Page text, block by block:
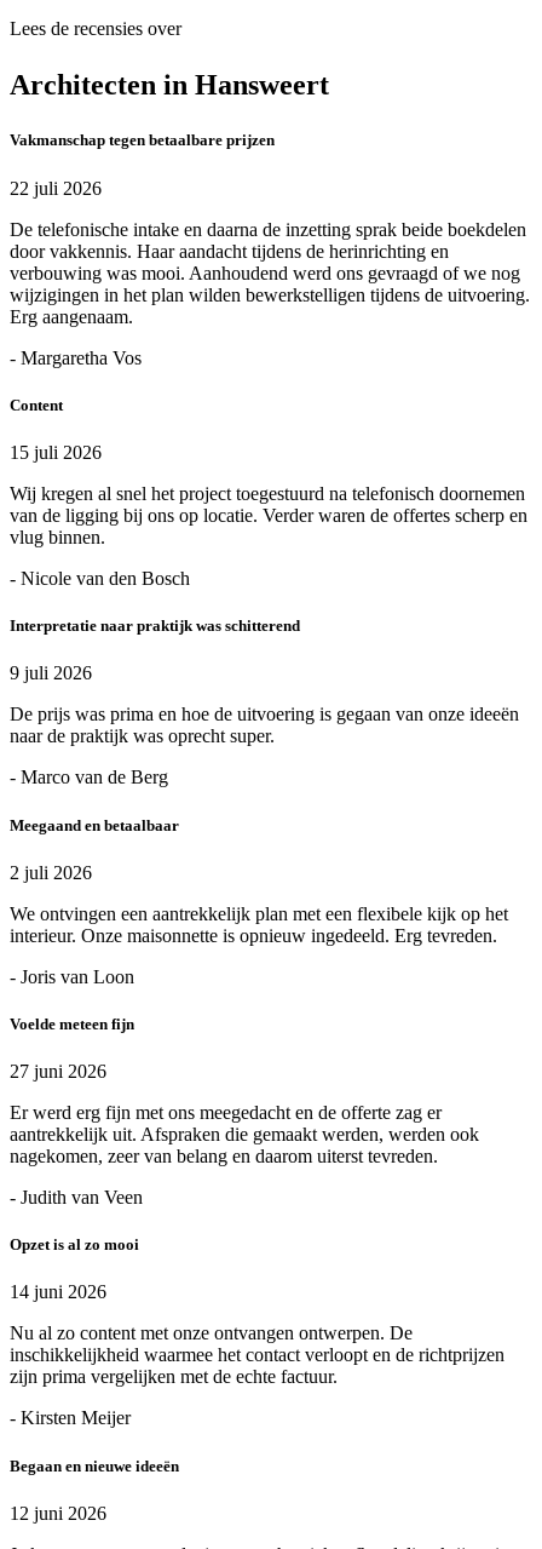
Lees de recensies over
Architecten in Hansweert
Vakmanschap tegen betaalbare prijzen
22 juli 2026
De telefonische intake en daarna de inzetting sprak beide boekdelen
door vakkennis. Haar aandacht tijdens de herinrichting en
verbouwing was mooi. Aanhoudend werd ons gevraagd of we nog
wijzigingen in het plan wilden bewerkstelligen tijdens de uitvoering.
Erg aangenaam.
- Margaretha Vos
Content
15 juli 2026
Wij kregen al snel het project toegestuurd na telefonisch doornemen
van de ligging bij ons op locatie. Verder waren de offertes scherp en
vlug binnen.
- Nicole van den Bosch
Interpretatie naar praktijk was schitterend
9 juli 2026
De prijs was prima en hoe de uitvoering is gegaan van onze ideeën
naar de praktijk was oprecht super.
- Marco van de Berg
Meegaand en betaalbaar
2 juli 2026
We ontvingen een aantrekkelijk plan met een flexibele kijk op het
interieur. Onze maisonnette is opnieuw ingedeeld. Erg tevreden.
- Joris van Loon
Voelde meteen fijn
27 juni 2026
Er werd erg fijn met ons meegedacht en de offerte zag er
aantrekkelijk uit. Afspraken die gemaakt werden, werden ook
nagekomen, zeer van belang en daarom uiterst tevreden.
- Judith van Veen
Opzet is al zo mooi
14 juni 2026
Nu al zo content met onze ontvangen ontwerpen. De
inschikkelijkheid waarmee het contact verloopt en de richtprijzen
zijn prima vergelijken met de echte factuur.
- Kirsten Meijer
Begaan en nieuwe ideeën
12 juni 2026